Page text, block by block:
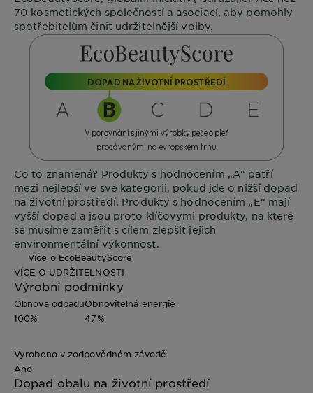
70 kosmetických společností a asociací, aby pomohly
spotřebitelům činit udržitelnější volby.
DOPAD NA ŽIVOTNÍ PROSTŘEDÍ
V porovnání s jinými výrobky péče o pleť
prodávanými na evropském trhu
Co to znamená? Produkty s hodnocením „A“ patří
mezi nejlepší ve své kategorii, pokud jde o nižší dopad
na životní prostředí. Produkty s hodnocením „E“ mají
vyšší dopad a jsou proto klíčovými produkty, na které
se musíme zaměřit s cílem zlepšit jejich
environmentální výkonnost.
Více o EcoBeautyScore
VÍCE O UDRŽITELNOSTI
Výrobní podmínky
Obnova odpadu
100%
Obnovitelná energie
47%
Vyrobeno v zodpovědném závodě
Ano
Dopad obalu na životní prostředí